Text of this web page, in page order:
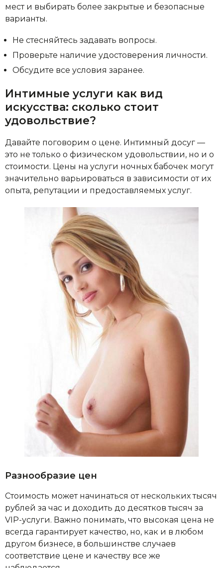
мест и выбирать более закрытые и безопасные
варианты.
Не стесняйтесь задавать вопросы.
Проверьте наличие удостоверения личности.
Обсудите все условия заранее.
Интимные услуги как вид
искусства: сколько стоит
удовольствие?
Давайте поговорим о цене. Интимный досуг —
это не только о физическом удовольствии, но и о
стоимости. Цены на услуги ночных бабочек могут
значительно варьироваться в зависимости от их
опыта, репутации и предоставляемых услуг.
Разнообразие цен
Стоимость может начинаться от нескольких тысяч
рублей за час и доходить до десятков тысяч за
VIP-услуги. Важно понимать, что высокая цена не
всегда гарантирует качество, но, как и в любом
другом бизнесе, в большинстве случаев
соответствие цене и качеству все же